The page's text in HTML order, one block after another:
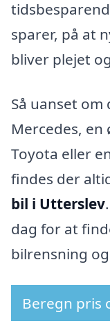
sparer, på at
bliver plejet
Så uanset om
Mercedes, en
Toyota eller
findes der
bil i Utterslev
dag for at
bilrensning
Beregn pris